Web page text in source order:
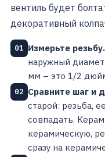
вентиль будет
декоративный
01 Измерьте резьбу.
наружный
мм – это 1/2
02 Сравните шаг и
старой: резьба,
совпадать.
керамическую,
сразу на